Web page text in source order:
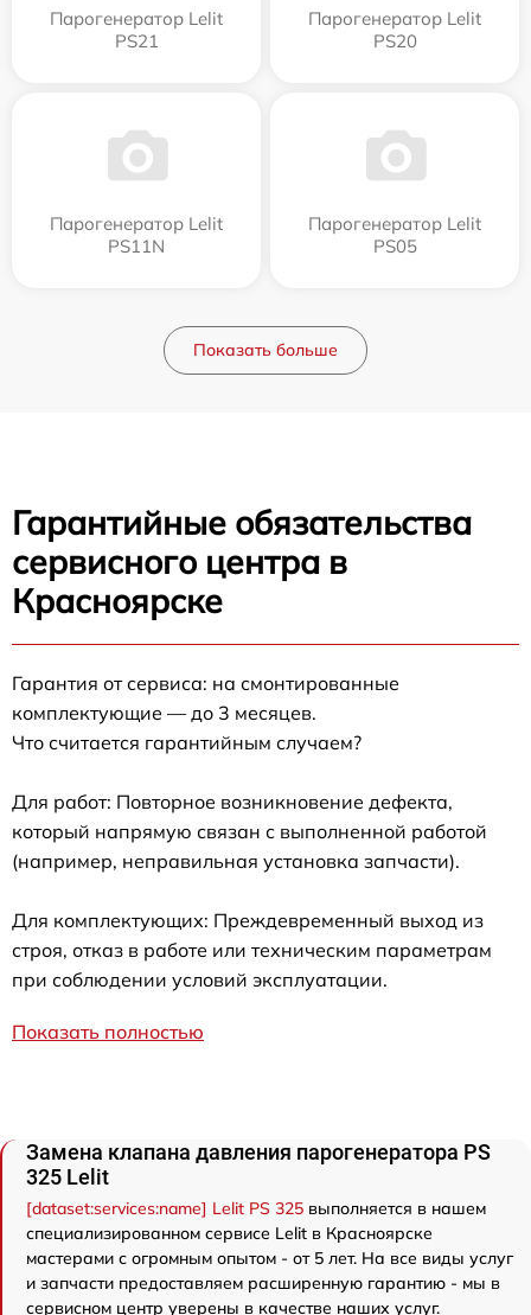
Парогенератор Lelit
PS21
Парогенератор Lelit
PS20
Парогенератор Lelit
PS11N
Парогенератор Lelit
PS05
Показать больше
Гарантийные обязательства
сервисного центра в
Красноярске
Гарантия от сервиса: на смонтированные
комплектующие — до 3 месяцев.
Что считается гарантийным случаем?
Для работ: Повторное возникновение дефекта,
который напрямую связан с выполненной работой
(например, неправильная установка запчасти).
Для комплектующих: Преждевременный выход из
строя, отказ в работе или техническим параметрам
при соблюдении условий эксплуатации.
Показать полностью
Замена клапана давления парогенератора PS
325 Lelit
[dataset:services:name] Lelit PS 325 выполняется в нашем
специализированном сервисе Lelit в Красноярске
мастерами с огромным опытом - от 5 лет. На все виды услуг
и запчасти предоставляем расширенную гарантию - мы в
сервисном центр уверены в качестве наших услуг.